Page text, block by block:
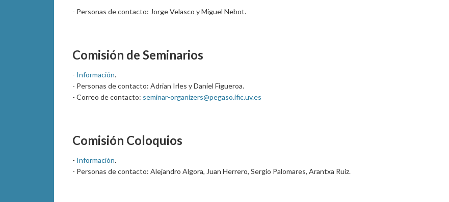
- Personas de contacto: Jorge Velasco y Miguel Nebot.
Comisión de Seminarios
- Información.
- Personas de contacto: Adrian Irles y Daniel Figueroa.
- Correo de contacto: seminar-organizers@pegaso.ific.uv.es
Comisión Coloquios
- Información.
- Personas de contacto: Alejandro Algora, Juan Herrero, Sergio Palomares, Arantxa Ruiz.